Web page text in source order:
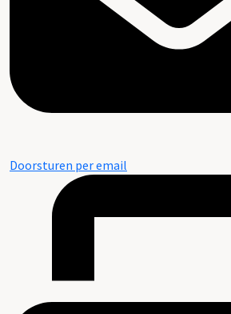
Doorsturen per email